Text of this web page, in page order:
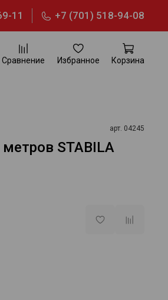
11 +7 (701) 518-94-08
Сравнение Избранное Корзина
арт. 04245
STABILA